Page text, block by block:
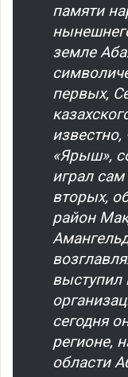
памяти
земле
первых,
«Ярыш»,
играл
вторых,
район
выступил
сегодня
регионе,
области